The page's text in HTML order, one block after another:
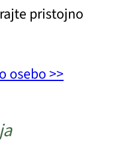
pristojno
osebo >>